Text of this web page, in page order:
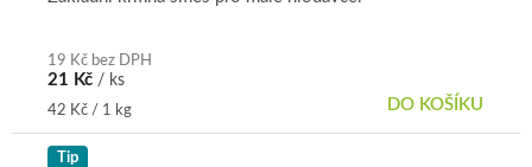
19 Kč bez DPH
21 Kč / ks
Měrná
cena:
42 Kč / 1 kg DO KOŠÍKU
Tip